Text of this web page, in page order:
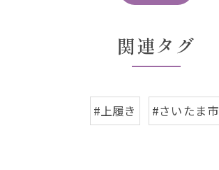
関連タグ
#上履き #さいたま市